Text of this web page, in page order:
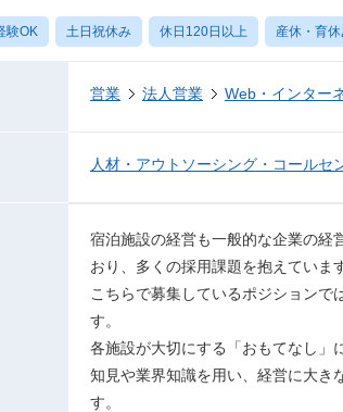
験OK 土日祝休み 休日120日以上 産休・育休
営業 法人営業 Web・インター
人材・アウトソーシング・コールセ
宿泊施設の経営も一般的な企業の経
おり、多くの採用課題を抱えていま
こちらで募集しているポジションで
す。
各施設が大切にする「おもてなし」
知見や業界知識を用い、経営に大き
す。